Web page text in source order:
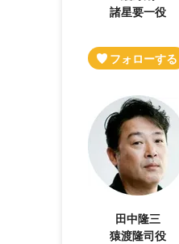
諸星要一役
田中隆三
猿渡隆司役